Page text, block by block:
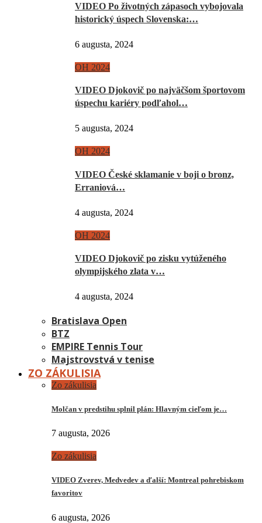
VIDEO Po životných zápasoch vybojovala
historický úspech Slovenska:…
6 augusta, 2024
OH 2024
VIDEO Djokovič po najväčšom športovom
úspechu kariéry podľahol…
5 augusta, 2024
OH 2024
VIDEO České sklamanie v boji o bronz,
Erraniová…
4 augusta, 2024
OH 2024
VIDEO Djokovič po zisku vytúženého
olympijského zlata v…
4 augusta, 2024
Bratislava Open
BTZ
EMPIRE Tennis Tour
Majstrovstvá v tenise
ZO ZÁKULISIA
Zo zákulisia
Molčan v predstihu splnil plán: Hlavným cieľom je…
7 augusta, 2026
Zo zákulisia
VIDEO Zverev, Medvedev a ďalší: Montreal pohrebiskom
favoritov
6 augusta, 2026